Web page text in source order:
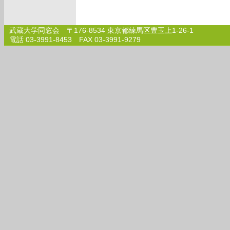
武蔵大学同窓会 〒176-8534 東京都練馬区豊玉上1-26-1
電話 03-3991-8453 FAX 03-3991-9279